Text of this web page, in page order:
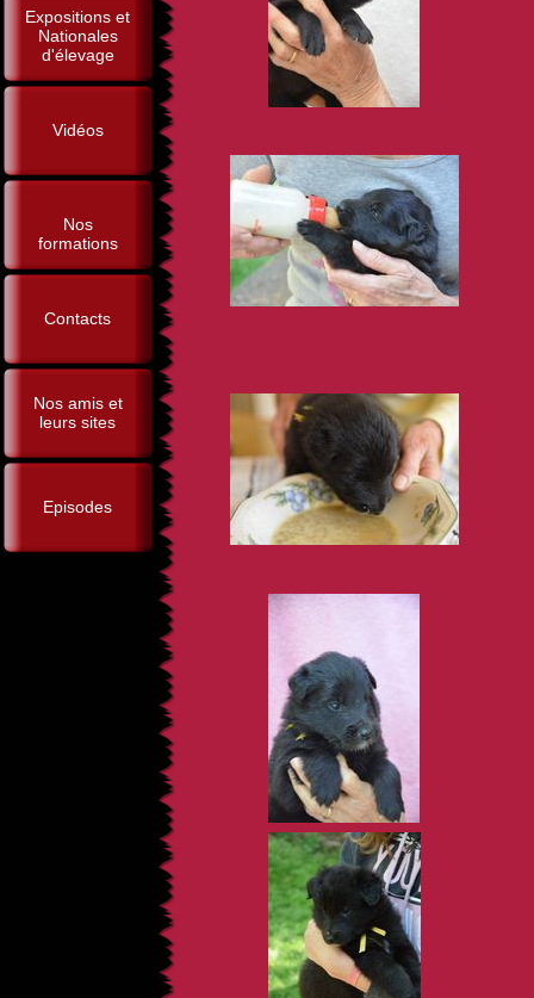
Expositions et
Nationales
d'élevage
Vidéos
Nos
formations
Contacts
Nos amis et
leurs sites
Episodes